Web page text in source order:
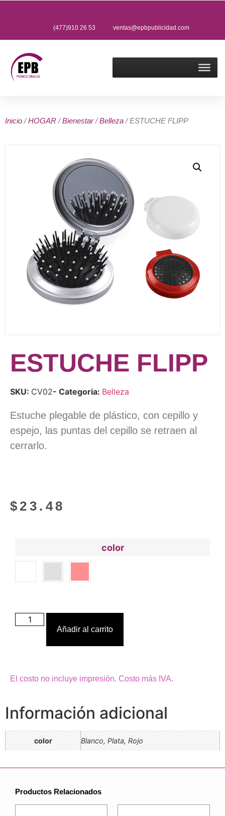
(477)910 26 53 ventas@epbpublicidad.com
Inicio /HOGAR /Bienestar/Belleza / ESTUCHE FLIPP
ESTUCHE FLIPP
SKU: CV02- Categoria: Belleza
Estuche plegable de plástico, con cepillo y
espejo, las puntas del cepillo se retraen al
cerrarlo.
$ 23.48
color
Añadir al carrito
El costo no incluye impresión. Costo más IVA.
Información adicional
color Blanco, Plata, Rojo
Productos Relacionados